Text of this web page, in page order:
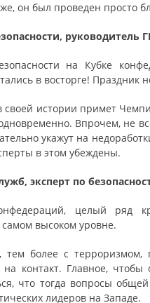
он был проведен просто
руководитель
на Кубке
в восторге!
истории примет
Впрочем, не
укажут на
в этом убеждены.
эксперт по
целый ряд
высоком уровне.
более с терроризмом,
контакт. Главное,
что тогда вопросы
лидеров на Западе.